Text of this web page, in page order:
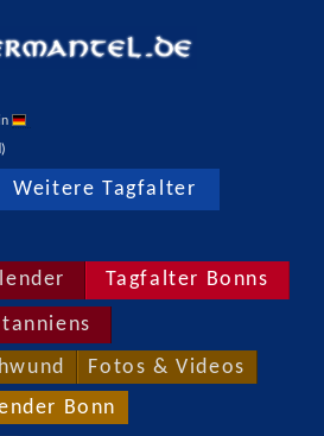
Weitere Tagfalter
Tagfalter Bonns
Fotos & Videos
Bonn